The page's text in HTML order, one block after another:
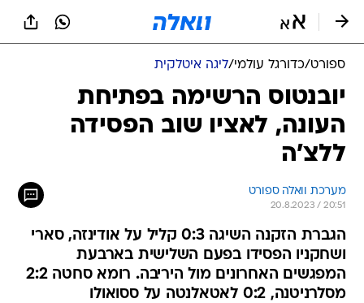
ספורט/כדורגל עולמי/ליגה איטלקית
יובנטוס הרשימה בפתיחת
העונה, לאציו שוב הפסידה
ללצ'ה
מערכת וואלה ספורט
20.8.2023 / 20:51
הגברת הזקנה השיגה 0:3 קליל על אודינזה, סארי
ושחקניו הפסידו בפעם השלישית בארבעת
המפגשים האחרונים מול היריבה. רומא סחטה 2:2
מסלרניטנה, 0:2 לאטאלנטה על ססואולו